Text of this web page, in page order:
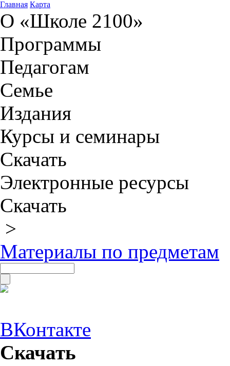
Главная Карта
О «Школе 2100»
Программы
Педагогам
Семье
Издания
Курсы и семинары
Скачать
Электронные ресурсы
Скачать
>
Материалы по предметам
ВКонтакте
Скачать